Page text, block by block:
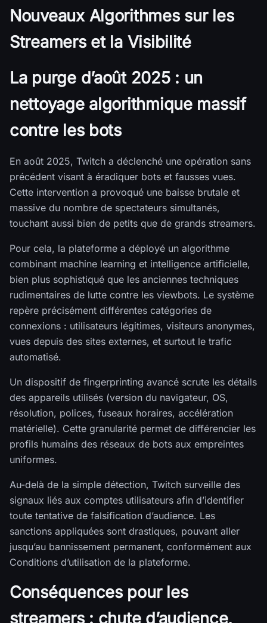
Nouveaux Algorithmes sur les
Streamers et la Visibilité
La purge d’août 2025 : un
nettoyage algorithmique massif
contre les bots
En août 2025, Twitch a déclenché une opération sans
précédent visant à éradiquer bots et fausses vues.
Cette intervention a provoqué une baisse brutale et
massive du nombre de spectateurs simultanés,
touchant aussi bien de petits que de grands streamers.
Pour cela, la plateforme a déployé un algorithme
combinant machine learning et intelligence artificielle,
bien plus sophistiqué que les anciennes techniques
rudimentaires de lutte contre les viewbots. Le système
repère précisément différentes catégories de
connexions : utilisateurs légitimes, visiteurs anonymes,
vues depuis des sites externes, et surtout le trafic
automatisé.
Un dispositif de fingerprinting avancé scrute les détails
des appareils utilisés (version du navigateur, OS,
résolution, polices, fuseaux horaires, accélération
matérielle). Cette granularité permet de différencier les
profils humains des réseaux de bots aux empreintes
uniformes.
Au-delà de la simple détection, Twitch surveille des
signaux liés aux comptes utilisateurs afin d’identifier
toute tentative de falsification d’audience. Les
sanctions appliquées sont drastiques, pouvant aller
jusqu’au bannissement permanent, conformément aux
Conditions d’utilisation de la plateforme.
Conséquences pour les
streamers : chute d’audience,